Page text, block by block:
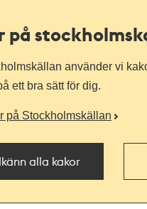
på
använder vi
ett bra sätt för dig.
på Stockholmskällan
alla kakor